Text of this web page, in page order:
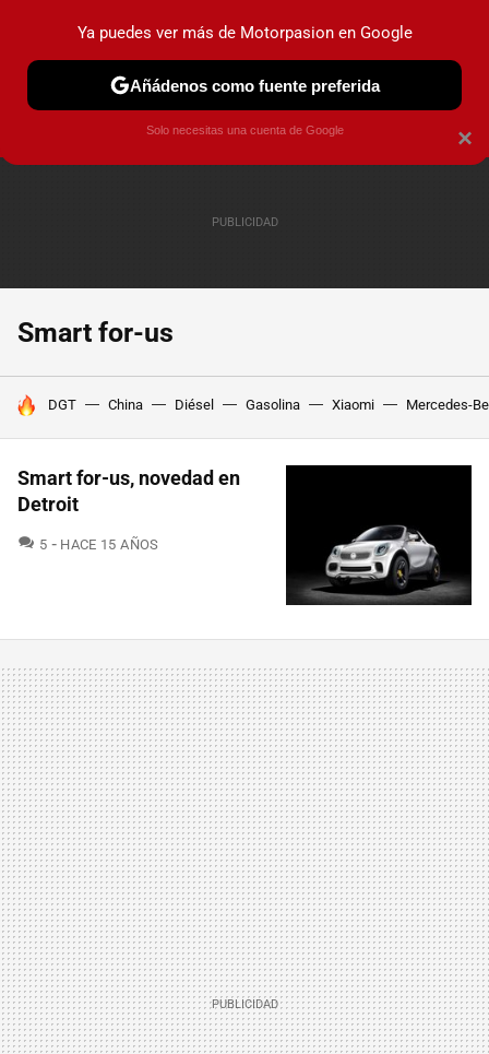
PRUEBAS COCHES ELÉCTRICOS OBSERVATORIO
Smart for-us
HOY SE HABLA DE
DGT China Diésel Gasolina Xiaomi Mercedes-
Smart for-us, novedad en
Detroit
5 COMENTARIOS
HACE 15 AÑOS
×
Ya puedes ver más de Motorpasion en Google
Añádenos como fuente preferida
Solo necesitas una cuenta de Google